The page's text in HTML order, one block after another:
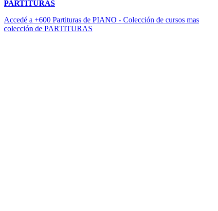
PARTITURAS
Accedé a +600 Partituras de PIANO - Colección de cursos mas
colección de PARTITURAS